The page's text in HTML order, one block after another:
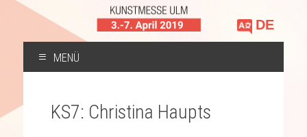
Sprache
auswählen
MENÜ
SPRINGEN
KS7: Christina Haupts